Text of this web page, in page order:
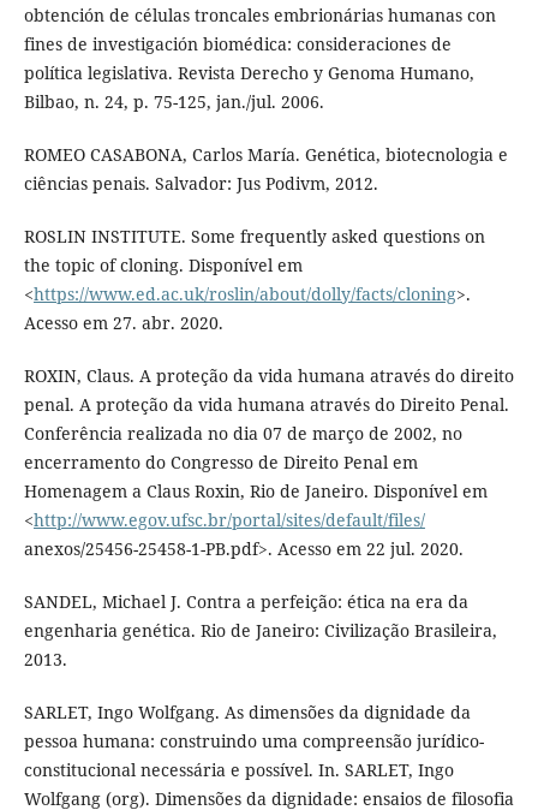
obtención de células troncales embrionárias humanas con
fines de investigación biomédica: consideraciones de
política legislativa. Revista Derecho y Genoma Humano,
Bilbao, n. 24, p. 75-125, jan./jul. 2006.
ROMEO CASABONA, Carlos María. Genética, biotecnologia e
ciências penais. Salvador: Jus Podivm, 2012.
ROSLIN INSTITUTE. Some frequently asked questions on
the topic of cloning. Disponível em
<https://www.ed.ac.uk/roslin/about/dolly/facts/cloning>.
Acesso em 27. abr. 2020.
ROXIN, Claus. A proteção da vida humana através do direito
penal. A proteção da vida humana através do Direito Penal.
Conferência realizada no dia 07 de março de 2002, no
encerramento do Congresso de Direito Penal em
Homenagem a Claus Roxin, Rio de Janeiro. Disponível em
<http://www.egov.ufsc.br/portal/sites/default/files/
anexos/25456-25458-1-PB.pdf>. Acesso em 22 jul. 2020.
SANDEL, Michael J. Contra a perfeição: ética na era da
engenharia genética. Rio de Janeiro: Civilização Brasileira,
2013.
SARLET, Ingo Wolfgang. As dimensões da dignidade da
pessoa humana: construindo uma compreensão jurídico-
constitucional necessária e possível. In. SARLET, Ingo
Wolfgang (org). Dimensões da dignidade: ensaios de filosofia